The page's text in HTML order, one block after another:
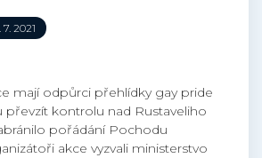
7. 2021
mají odpůrci přehlídky gay pride
převzít kontrolu nad Rustaveliho
pořádání Pochodu
akce vyzvali ministerstvo